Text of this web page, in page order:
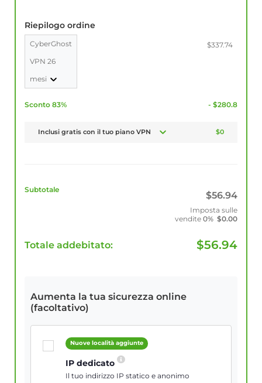
Riepilogo ordine
CyberGhost
VPN 26
mesi
$337.74
Sconto 83% - $280.8
Inclusi gratis con il tuo piano VPN $0
Subtotale
$56.94
Imposta sulle
vendite 0% $0.00
Totale addebitato: $56.94
Aumenta la tua sicurezza online
(facoltativo)
Nuove località aggiunte
IP dedicato
Il tuo indirizzo IP statico e anonimo